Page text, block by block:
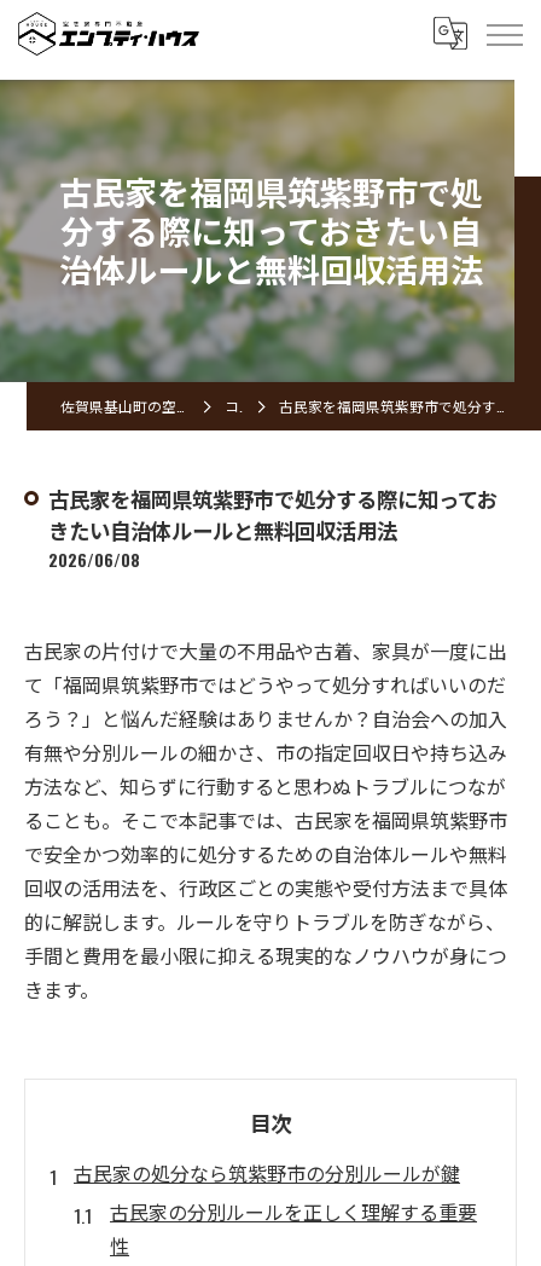
古民家を福岡県筑紫野市で処
分する際に知っておきたい自
治体ルールと無料回収活用法
コラム 古民家を福岡県筑紫野市で処分する際に知っておきたい自治体ルールと無料回収活用法
古民家を福岡県筑紫野市で処分する際に知ってお
きたい自治体ルールと無料回収活用法
2026/06/08
古民家の片付けで大量の不用品や古着、家具が一度に出
て「福岡県筑紫野市ではどうやって処分すればいいのだ
ろう？」と悩んだ経験はありませんか？自治会への加入
有無や分別ルールの細かさ、市の指定回収日や持ち込み
方法など、知らずに行動すると思わぬトラブルにつなが
ることも。そこで本記事では、古民家を福岡県筑紫野市
で安全かつ効率的に処分するための自治体ルールや無料
回収の活用法を、行政区ごとの実態や受付方法まで具体
的に解説します。ルールを守りトラブルを防ぎながら、
手間と費用を最小限に抑える現実的なノウハウが身につ
きます。
目次
古民家の処分なら筑紫野市の分別ルールが鍵
古民家の分別ルールを正しく理解する重要
性